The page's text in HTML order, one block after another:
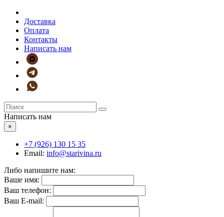
Доставка
Оплата
Контакты
Написать нам
Написать нам
×
+7 (926) 130 15 35
Email: info@starivina.ru
Либо напишите нам:
Ваше имя:
Ваш телефон:
Ваш E-mail: